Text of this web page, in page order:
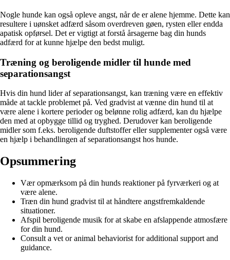
Nogle hunde kan også opleve angst, når de er alene hjemme. Dette kan
resultere i uønsket adfærd såsom overdreven gøen, rysten eller endda
apatisk opførsel. Det er vigtigt at forstå årsagerne bag din hunds
adfærd for at kunne hjælpe den bedst muligt.
Træning og beroligende midler til hunde med
separationsangst
Hvis din hund lider af separationsangst, kan træning være en effektiv
måde at tackle problemet på. Ved gradvist at vænne din hund til at
være alene i kortere perioder og belønne rolig adfærd, kan du hjælpe
den med at opbygge tillid og tryghed. Derudover kan beroligende
midler som f.eks. beroligende duftstoffer eller supplementer også være
en hjælp i behandlingen af separationsangst hos hunde.
Opsummering
Vær opmærksom på din hunds reaktioner på fyrværkeri og at
være alene.
Træn din hund gradvist til at håndtere angstfremkaldende
situationer.
Afspil beroligende musik for at skabe en afslappende atmosfære
for din hund.
Consult a vet or animal behaviorist for additional support and
guidance.